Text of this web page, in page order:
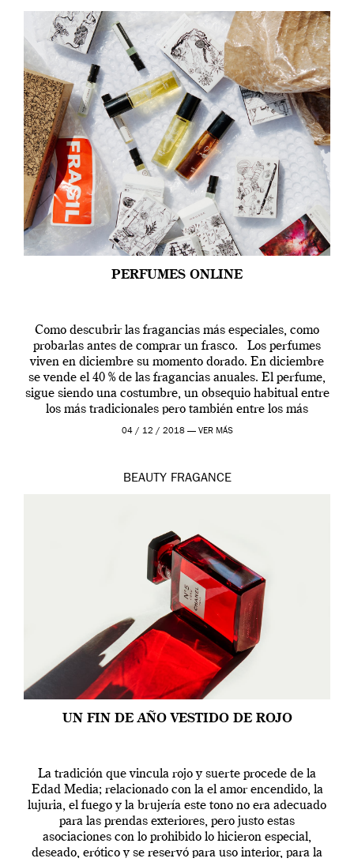
PERFUMES ONLINE
Como descubrir las fragancias más especiales, como
probarlas antes de comprar un frasco. Los perfumes
viven en diciembre su momento dorado. En diciembre
se vende el 40 % de las fragancias anuales. El perfume,
sigue siendo una costumbre, un obsequio habitual entre
los más tradicionales pero también entre los más
modernos. Estos días ha […]
04 / 12 / 2018 — VER MÁS
BEAUTY FRAGANCE
UN FIN DE AÑO VESTIDO DE ROJO
La tradición que vincula rojo y suerte procede de la
Edad Media; relacionado con la el amor encendido, la
lujuria, el fuego y la brujería este tono no era adecuado
para las prendas exteriores, pero justo estas
asociaciones con lo prohibido lo hicieron especial,
deseado, erótico y se reservó para uso interior, para la